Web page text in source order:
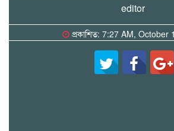
editor
প্রকাশিত: 7:27 AM, October